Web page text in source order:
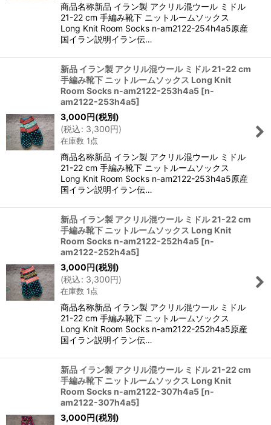
商品名称新品 イラン製 アクリル混ウール ミドル
21-22 cm 手編み靴下 ニットルームソックス
Long Knit Room Socks n-am2122-254h4a5原産
国イラン説明イラン伝…
新品 イラン製 アクリル混ウール ミドル 21-22 cm
手編み靴下 ニットルームソックス Long Knit
Room Socks n-am2122-253h4a5 [n-
am2122-253h4a5]
3,000円(税別)
(税込: 3,300円)
在庫数 1点
商品名称新品 イラン製 アクリル混ウール ミドル
21-22 cm 手編み靴下 ニットルームソックス
Long Knit Room Socks n-am2122-253h4a5原産
国イラン説明イラン伝…
新品 イラン製 アクリル混ウール ミドル 21-22 cm
手編み靴下 ニットルームソックス Long Knit
Room Socks n-am2122-252h4a5 [n-
am2122-252h4a5]
3,000円(税別)
(税込: 3,300円)
在庫数 1点
商品名称新品 イラン製 アクリル混ウール ミドル
21-22 cm 手編み靴下 ニットルームソックス
Long Knit Room Socks n-am2122-252h4a5原産
国イラン説明イラン伝…
新品 イラン製 アクリル混ウール ミドル 21-22 cm
手編み靴下 ニットルームソックス Long Knit
Room Socks n-am2122-307h4a5 [n-
am2122-307h4a5]
3,000円(税別)